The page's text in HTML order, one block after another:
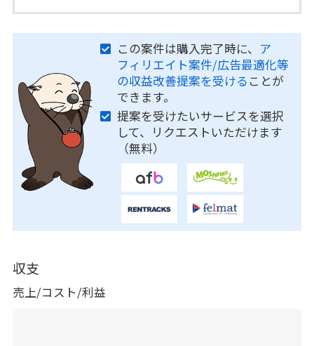
この案件は購入完了時に、 ア
フィリエイト案件/広告最適化等
の収益改善提案を受ける ことが
できます。
提案を受けたいサービスを選択
して、リクエストいただけます
（無料）
収支
売上/コスト/利益